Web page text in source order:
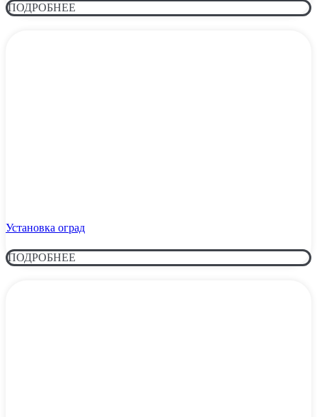
ПОДРОБНЕЕ
Установка оград
ПОДРОБНЕЕ